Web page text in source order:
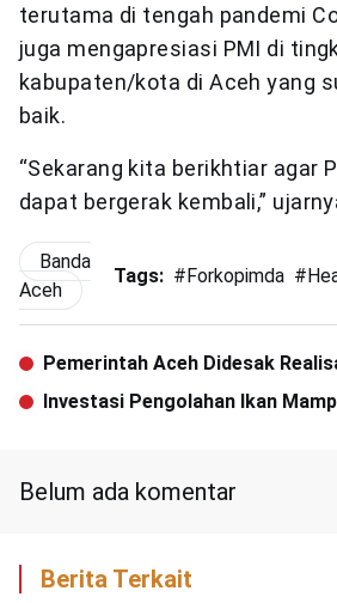
terutama di tengah pandemi
juga mengapresiasi PMI di
kabupaten/kota di Aceh yang
baik.
“Sekarang kita berikhtiar agar
dapat bergerak kembali,”
Banda
Aceh
Tags: #Forkopimda #
Pemerintah Aceh Didesak
Kepemudaan
Investasi Pengolahan Ikan
Belum ada komentar
Berita Terkait